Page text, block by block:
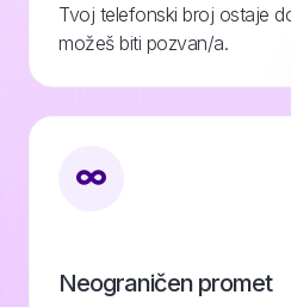
Tvoj telefonski broj ostaje
možeš biti pozvan/a.
Neograničen promet